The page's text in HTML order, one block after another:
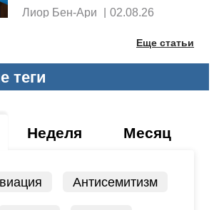
| 02.08.26
Еще статьи
теги
Неделя Месяц
Антисемитизм